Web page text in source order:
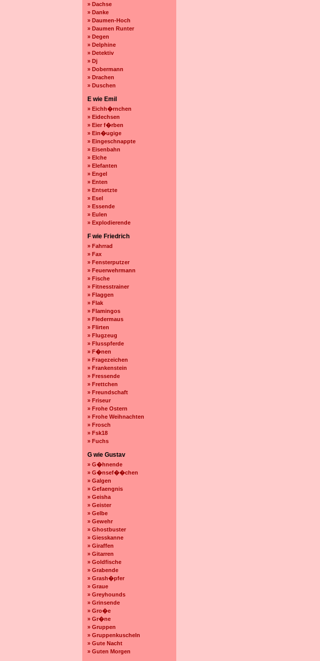
» Dachse
» Danke
» Daumen-Hoch
» Daumen Runter
» Degen
» Delphine
» Detektiv
» Dj
» Dobermann
» Drachen
» Duschen
E wie Emil
» Eichh�rnchen
» Eidechsen
» Eier f�rben
» Ein�ugige
» Eingeschnappte
» Eisenbahn
» Elche
» Elefanten
» Engel
» Enten
» Entsetzte
» Esel
» Essende
» Eulen
» Explodierende
F wie Friedrich
» Fahrrad
» Fax
» Fensterputzer
» Feuerwehrmann
» Fische
» Fitnesstrainer
» Flaggen
» Flak
» Flamingos
» Fledermaus
» Flirten
» Flugzeug
» Flusspferde
» F�nen
» Fragezeichen
» Frankenstein
» Fressende
» Frettchen
» Freundschaft
» Friseur
» Frohe Ostern
» Frohe Weihnachten
» Frosch
» Fsk18
» Fuchs
G wie Gustav
» G�hnende
» G�nsef��chen
» Galgen
» Gefaengnis
» Geisha
» Geister
» Gelbe
» Gewehr
» Ghostbuster
» Giesskanne
» Giraffen
» Gitarren
» Goldfische
» Grabende
» Grash�pfer
» Graue
» Greyhounds
» Grinsende
» Gro�e
» Gr�ne
» Gruppen
» Gruppenkuscheln
» Gute Nacht
» Guten Morgen